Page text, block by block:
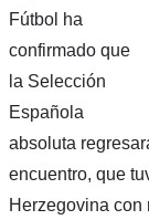
Fútbol ha
confirmado que
la Selección
Española
absoluta
encuentro, que
Herzegovina con